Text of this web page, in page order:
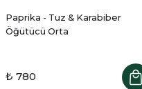
Paprika - Tuz & Karabiber
Öğütücü Orta
₺ 780